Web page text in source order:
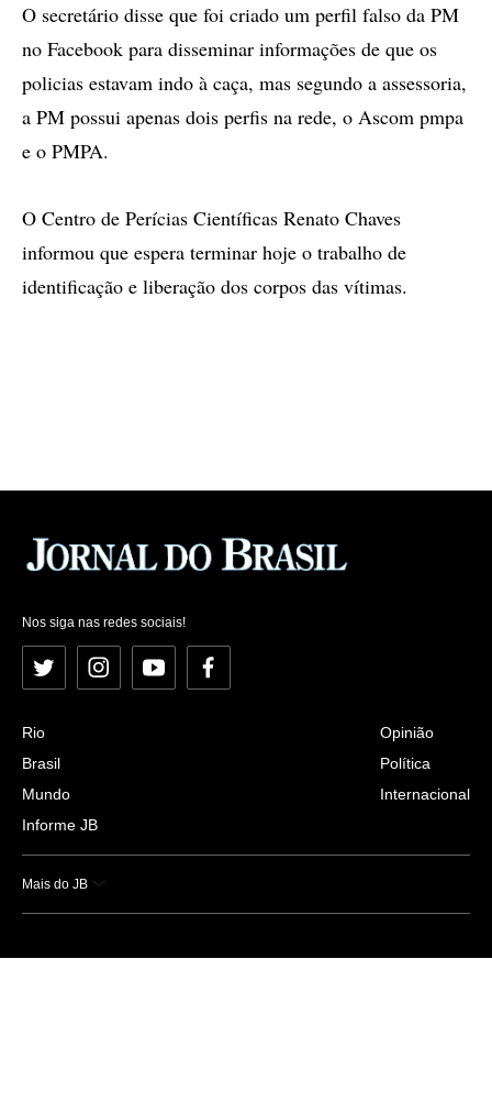
O secretário disse que foi criado um perfil falso da PM
no Facebook para disseminar informações de que os
policias estavam indo à caça, mas segundo a assessoria,
a PM possui apenas dois perfis na rede, o Ascom pmpa
e o PMPA.
O Centro de Perícias Científicas Renato Chaves
informou que espera terminar hoje o trabalho de
identificação e liberação dos corpos das vítimas.
Nos siga nas redes sociais!
Twitter InstagramYouTubeFacebook
Rio
Brasil
Mundo
Informe JB
Opinião
Política
Internacional
Mais do JB
Esportes